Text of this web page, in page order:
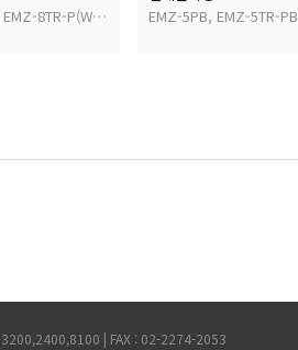
EMZ-8TR-PBH, EMZ-8TR-P(W/FL152)
EMZ-5PB, EMZ-5TR-PB
3200,2400,8100 | FAX : 02-2274-2053